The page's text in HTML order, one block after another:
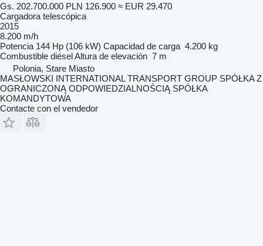
Gs. 202.700.000 PLN 126.900 ≈ EUR 29.470
Cargadora telescópica
2015
8.200 m/h
Potencia 144 Hp (106 kW) Capacidad de carga 4.200 kg
Combustible diéselAltura de elevación 7 m
Polonia, Stare Miasto
MASŁOWSKI INTERNATIONAL TRANSPORT GROUP SPÓŁKA Z
OGRANICZONĄ ODPOWIEDZIALNOŚCIĄ SPÓŁKA
KOMANDYTOWA
Contacte con el vendedor